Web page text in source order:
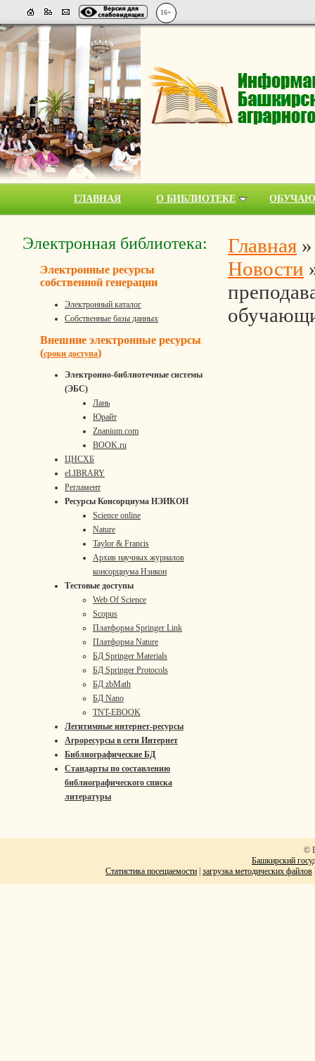
16+
ГЛАВНАЯ О БИБЛИОТЕКЕ
Электронная библиотека:
Электронные ресурсы
собственной генерации
Электронный каталог
Собственные базы данных
Внешние электронные ресурсы
(сроки доступа)
Электронно-библиотечные системы
(ЭБС)
Лань
Юрайт
Znanium.com
BOOK.ru
ЦНСХБ
eLIBRARY
Регламент
Ресурсы Консорциума НЭИКОН
Science online
Nature
Taylor & Francis
Архив научных журналов
консорциума Нэикон
Тестовые доступы
Web Of Science
Scopus
Платформа Springer Link
Платформа Nature
БД Springer Materials
БД Springer Protocols
БД zbMath
БД Nano
TNT-EBOOK
Легитимные интернет-ресурсы
Агроресурсы в сети Интернет
Библиографические БД
Стандарты по составлению
библиографического списка
литературы
Главная
Новости
©
Башкирский
Статистика посещаемости загрузка методических файлов